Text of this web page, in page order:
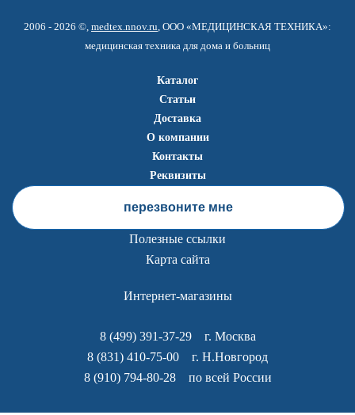
2006 - 2026 ©, medtex.nnov.ru , ООО «МЕДИЦИНСКАЯ ТЕХНИКА»:
медицинская техника для дома и больниц
Каталог
Статьи
Доставка
О компании
Контакты
Реквизиты
перезвоните мне
Полезные ссылки
Карта сайта
Интернет-магазины
8 (499) 391-37-29г. Москва
8 (831) 410-75-00 г. Н.Новгород
8 (910) 794-80-28по всей России